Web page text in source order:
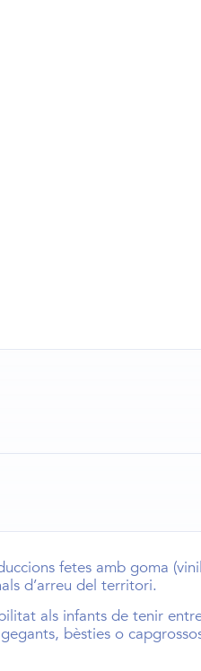
fetes amb goma
d’arreu del territori.
als infants de tenir
gegants, bèsties o